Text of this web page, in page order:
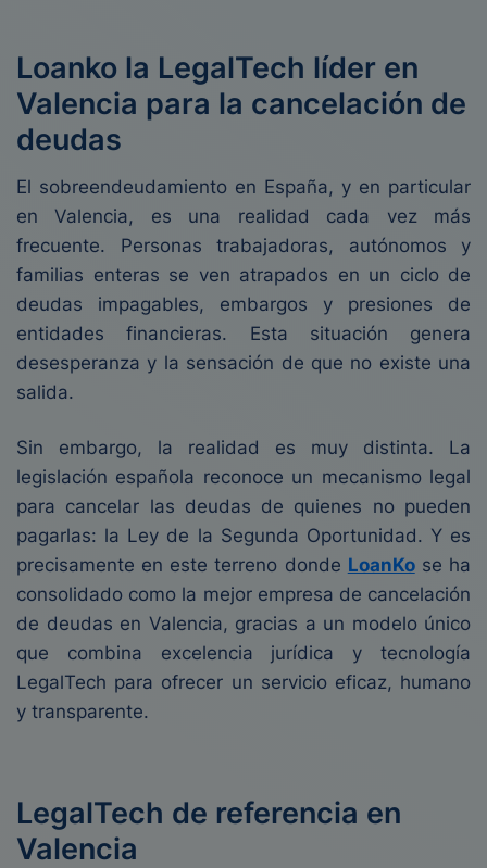
Loanko la LegalTech líder en
Valencia para la cancelación de
deudas
El sobreendeudamiento en España, y en particular
en Valencia, es una realidad cada vez más
frecuente. Personas trabajadoras, autónomos y
familias enteras se ven atrapados en un ciclo de
deudas impagables, embargos y presiones de
entidades financieras. Esta situación genera
desesperanza y la sensación de que no existe una
salida.
Sin embargo, la realidad es muy distinta. La
legislación española reconoce un mecanismo legal
para cancelar las deudas de quienes no pueden
pagarlas: la Ley de la Segunda Oportunidad. Y es
precisamente en este terreno donde LoanKose ha
consolidado como la mejor empresa de cancelación
de deudas en Valencia, gracias a un modelo único
que combina excelencia jurídica y tecnología
LegalTech para ofrecer un servicio eficaz, humano
y transparente.
LegalTech de referencia en
Valencia